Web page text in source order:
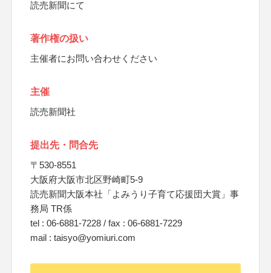
読売新聞にて
著作権の扱い
主催者にお問い合わせください
主催
読売新聞社
提出先・問合先
〒530-8551
大阪府大阪市北区野崎町5-9
読売新聞大阪本社「よみうり子育て応援団大賞」事
務局 TR係
tel : 06-6881-7228 / fax : 06-6881-7229
mail : taisyo@yomiuri.com